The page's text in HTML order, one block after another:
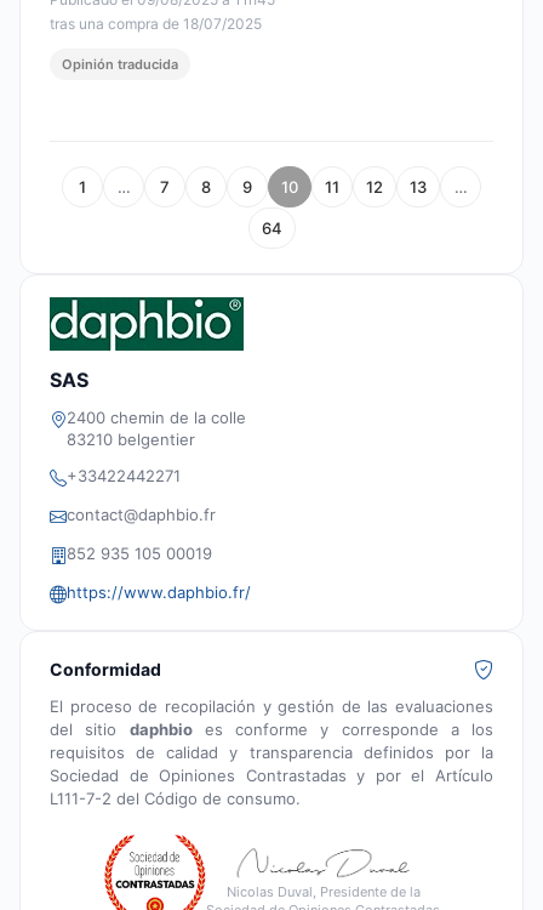
tras una compra de 18/07/2025
Opinión traducida
1 … 7 8 9 10 11 12 13 …
64
SAS
2400 chemin de la colle
83210 belgentier
+33422442271
contact@daphbio.fr
852 935 105 00019
https://www.daphbio.fr/
Conformidad
El proceso de recopilación y gestión de las evaluaciones
del sitio daphbioes conforme y corresponde a los
requisitos de calidad y transparencia definidos por la
Sociedad de Opiniones Contrastadas y por el Artículo
L111-7-2 del Código de consumo.
Nicolas Duval, Presidente de la